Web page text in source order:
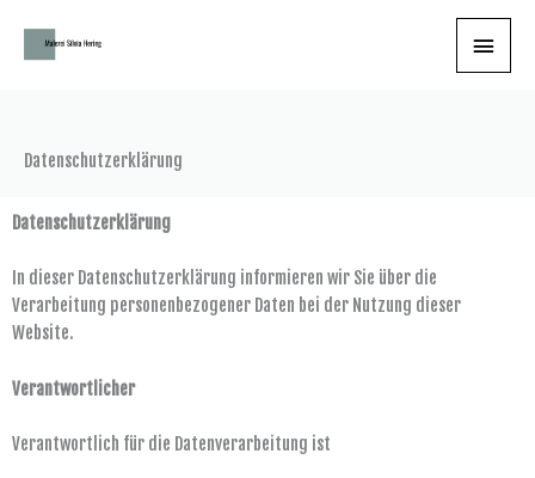
springen
Datenschutzerklärung
Datenschutzerklärung
In dieser Datenschutzerklärung informieren wir Sie über die
Verarbeitung personenbezogener Daten bei der Nutzung dieser
Website.
Verantwortlicher
Verantwortlich für die Datenverarbeitung ist